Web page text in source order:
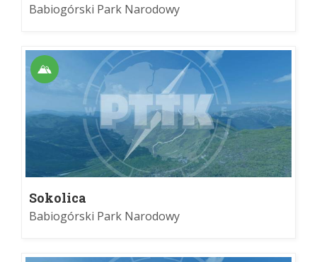
Babiogórski Park Narodowy
Sokolica
Babiogórski Park Narodowy